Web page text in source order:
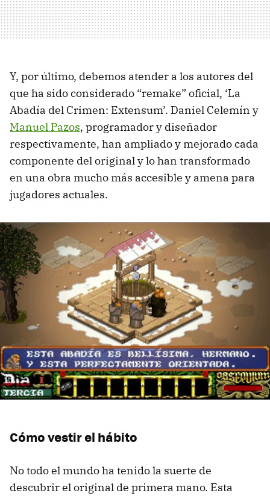
Y, por último, debemos atender a los autores del
que ha sido considerado “remake” oficial, ‘La
Abadía del Crimen: Extensum’. Daniel Celemín y
Manuel Pazos, programador y diseñador
respectivamente, han ampliado y mejorado cada
componente del original y lo han transformado
en una obra mucho más accesible y amena para
jugadores actuales.
Cómo vestir el hábito
No todo el mundo ha tenido la suerte de
descubrir el original de primera mano. Esta